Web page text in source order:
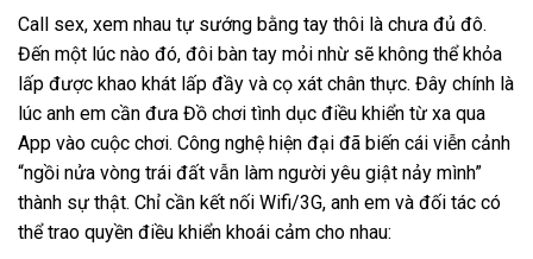
Call sex, xem nhau tự sướng bằng tay thôi là chưa đủ đô.
Đến một lúc nào đó, đôi bàn tay mỏi nhừ sẽ không thể khỏa
lấp được khao khát lấp đầy và cọ xát chân thực. Đây chính là
lúc anh em cần đưa Đồ chơi tình dục điều khiển từ xa qua
App vào cuộc chơi. Công nghệ hiện đại đã biến cái viễn cảnh
“ngồi nửa vòng trái đất vẫn làm người yêu giật nảy mình”
thành sự thật. Chỉ cần kết nối Wifi/3G, anh em và đối tác có
thể trao quyền điều khiển khoái cảm cho nhau: